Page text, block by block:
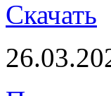
Скачать